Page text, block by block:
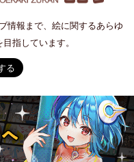
情報まで、絵に関するあらゆ
指しています。